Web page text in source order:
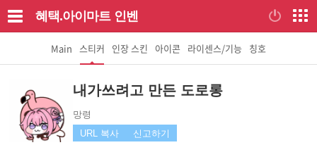
혜택.아이마트 인벤
Main 스티커 인장 스킨 아이콘 라이센스/기능 칭호
내가쓰려고 만든 도로롱
망령
URL 복사
신고하기